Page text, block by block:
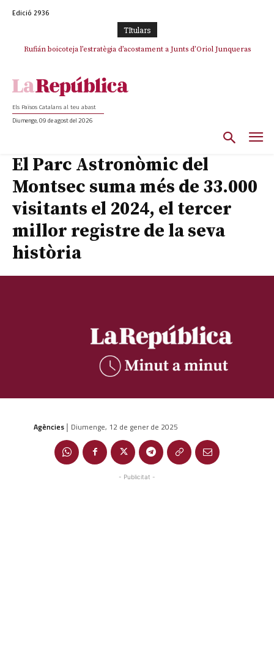
Edició 2936
TItulars
Rufián boicoteja l’estratègia d’acostament a Junts d’Oriol Junqueras
Rufián dinamita la unitat independentista amb un atac frontal al retorn
Els Països Catalans al teu abast
Diumenge, 09 de agost del 2026
El Parc Astronòmic del
Montsec suma més de 33.000
visitants el 2024, el tercer
millor registre de la seva
història
Agències | Diumenge, 12 de gener de 2025
- Publicitat -